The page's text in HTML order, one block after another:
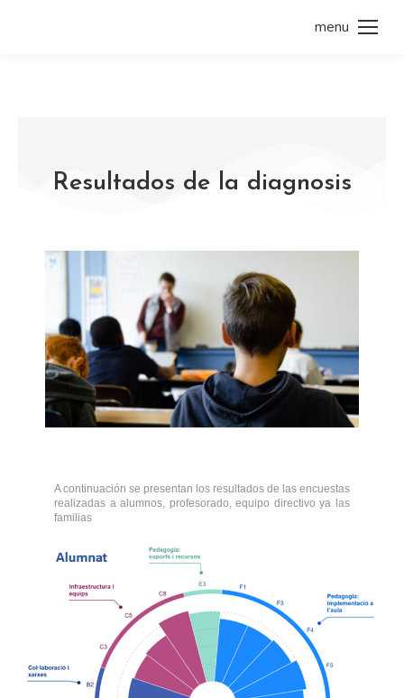
menu
Resultados de la diagnosis
A continuación se presentan los resultados de las encuestas
realizadas a alumnos, profesorado, equipo directivo ya las
familias